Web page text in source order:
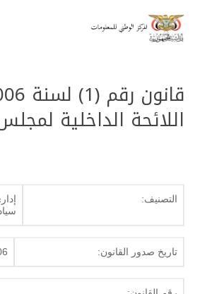
اللائحة الداخلية
التصنيف:
تاريخ صدور القانون: